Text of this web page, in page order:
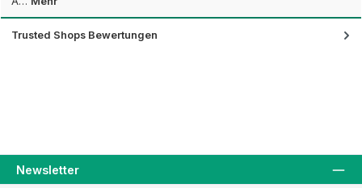
Trusted Shops Bewertungen
Newsletter